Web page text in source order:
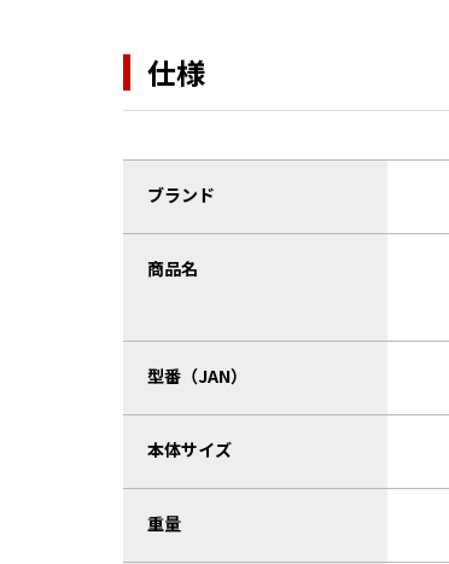
仕様
ブランド
商品名
型番（JAN）
本体サイズ
重量